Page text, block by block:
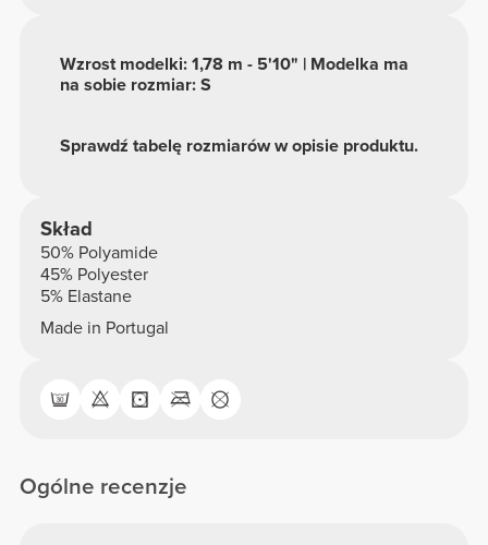
Sprawdź tabelę rozmiarów w opisie produktu.
Wzrost modelki: 1,78 m - 5'10" | Modelka ma
na sobie rozmiar: S
Skład
50% Polyamide
45% Polyester
5% Elastane
Made in Portugal
Ogólne recenzje